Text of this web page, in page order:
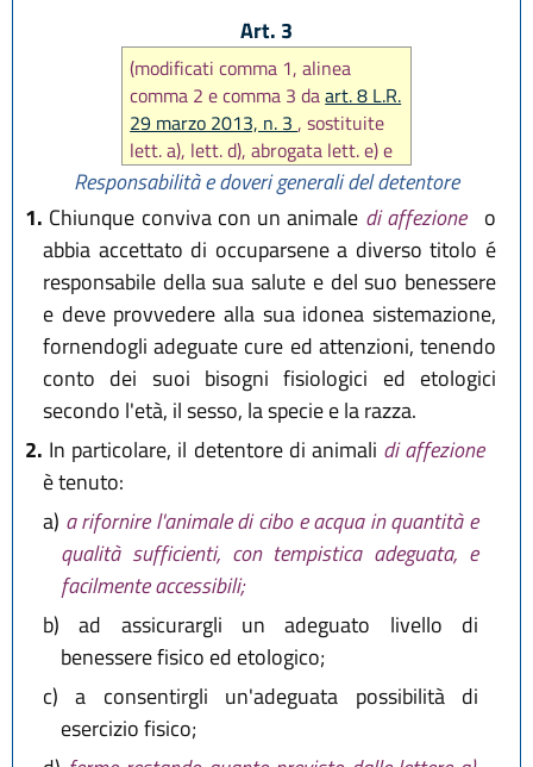
Art. 3
(modificati comma 1, alinea
comma 2 e comma 3 daart. 8 L.R.
29 marzo 2013, n. 3, sostituite
lett. a), lett. d), abrogata lett. e) e
aggiunta lett. f bis) comma 2,
aggiunto comma 2 bis da
art. 2
L.R. 29 marzo 2013, n. 3, infine
sostituita lett. f bis) comma 2 da
art. 27 L.R. 25 luglio 2013, n. 9)
Responsabilità e doveri generali del detentore
1. Chiunque conviva con un animale di affezione
o
abbia accettato di occuparsene a diverso titolo é
responsabile della sua salute e del suo benessere
e deve provvedere alla sua idonea sistemazione,
fornendogli adeguate cure ed attenzioni, tenendo
conto dei suoi bisogni fisiologici ed etologici
secondo l'età, il sesso, la specie e la razza.
2. In particolare, il detentore di animali di affezione
è tenuto:
a) a rifornire l'animale di cibo e acqua in quantità e
qualità sufficienti, con tempistica adeguata, e
facilmente accessibili;
b) ad assicurargli un adeguato livello di
benessere fisico ed etologico;
c) a consentirgli un'adeguata possibilità di
esercizio fisico;